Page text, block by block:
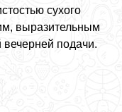
сухого
выразительным
подачи.